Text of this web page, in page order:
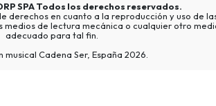
SPATodos los derechos reservados.
derechos en cuanto a la reproducción y uso de
de lectura mecánica o cualquier otro
adecuado para tal fin.
musical Cadena Ser, España 2026.